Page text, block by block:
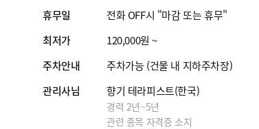
휴무일
전화 OFF시 "마감 또는 휴무"
최저가
120,000원 ~
주차안내
주차가능 (건물 내 지하주차장)
관리사님
향기 테라피스트(한국)
경력 2년~5년
관련 종목 자격증 소지